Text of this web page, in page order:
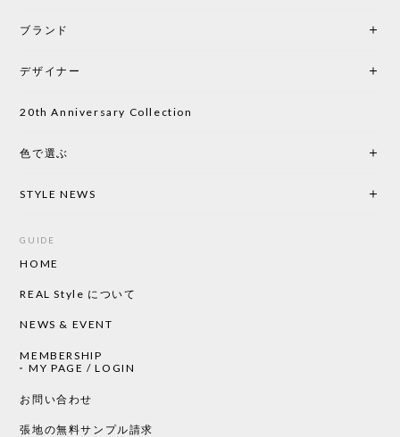
ブランド
デザイナー
20th Anniversary Collection
色で選ぶ
STYLE NEWS
GUIDE
HOME
REAL Style について
NEWS & EVENT
MEMBERSHIP
MY PAGE / LOGIN
お問い合わせ
張地の無料サンプル請求